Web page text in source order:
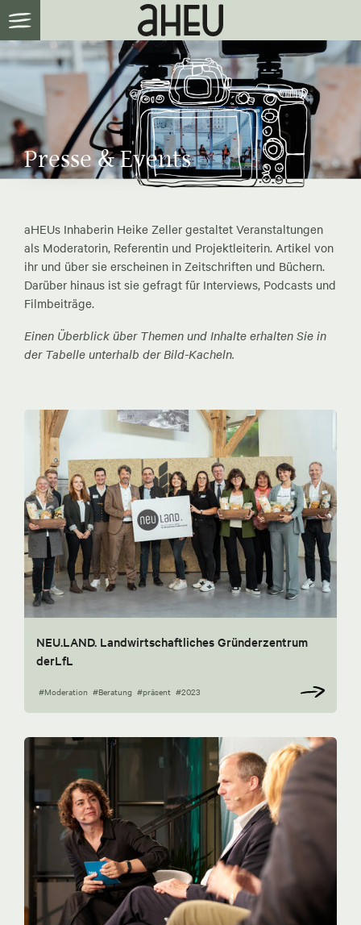
Presse & Events
aHEUs Inhaberin Heike Zeller gestaltet Veranstaltungen
als Moderatorin, Referentin und Projektleiterin. Artikel von
ihr und über sie erscheinen in Zeitschriften und Büchern.
Darüber hinaus ist sie gefragt für Interviews, Podcasts und
Filmbeiträge.
Einen Überblick über Themen und Inhalte erhalten Sie in
der Tabelle unterhalb der Bild-Kacheln.
NEU.LAND. Landwirtschaftliches Gründerzentrum
derLfL
#Moderation #Beratung #präsent #2023